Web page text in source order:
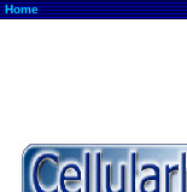
Home